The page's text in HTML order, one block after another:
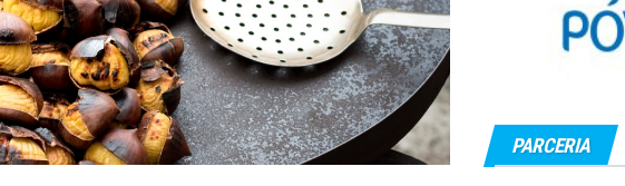
PARCERIA